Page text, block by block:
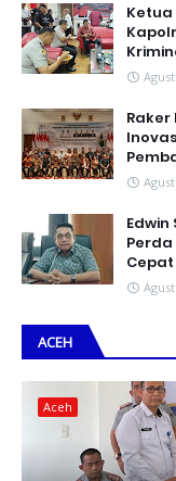
Ketua
Raker
ACEH
Aceh